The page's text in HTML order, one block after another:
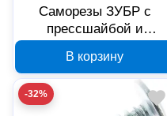
Саморезы ЗУБР с
прессшайбой и
металлу 4,2x41 мм,
PH2, 4000 шт, 4-
300210-42-041
В корзину
-32%